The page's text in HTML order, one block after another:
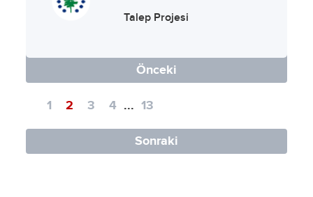
Talep Projesi
Önceki
1 2 3 4 ... 13
Sonraki